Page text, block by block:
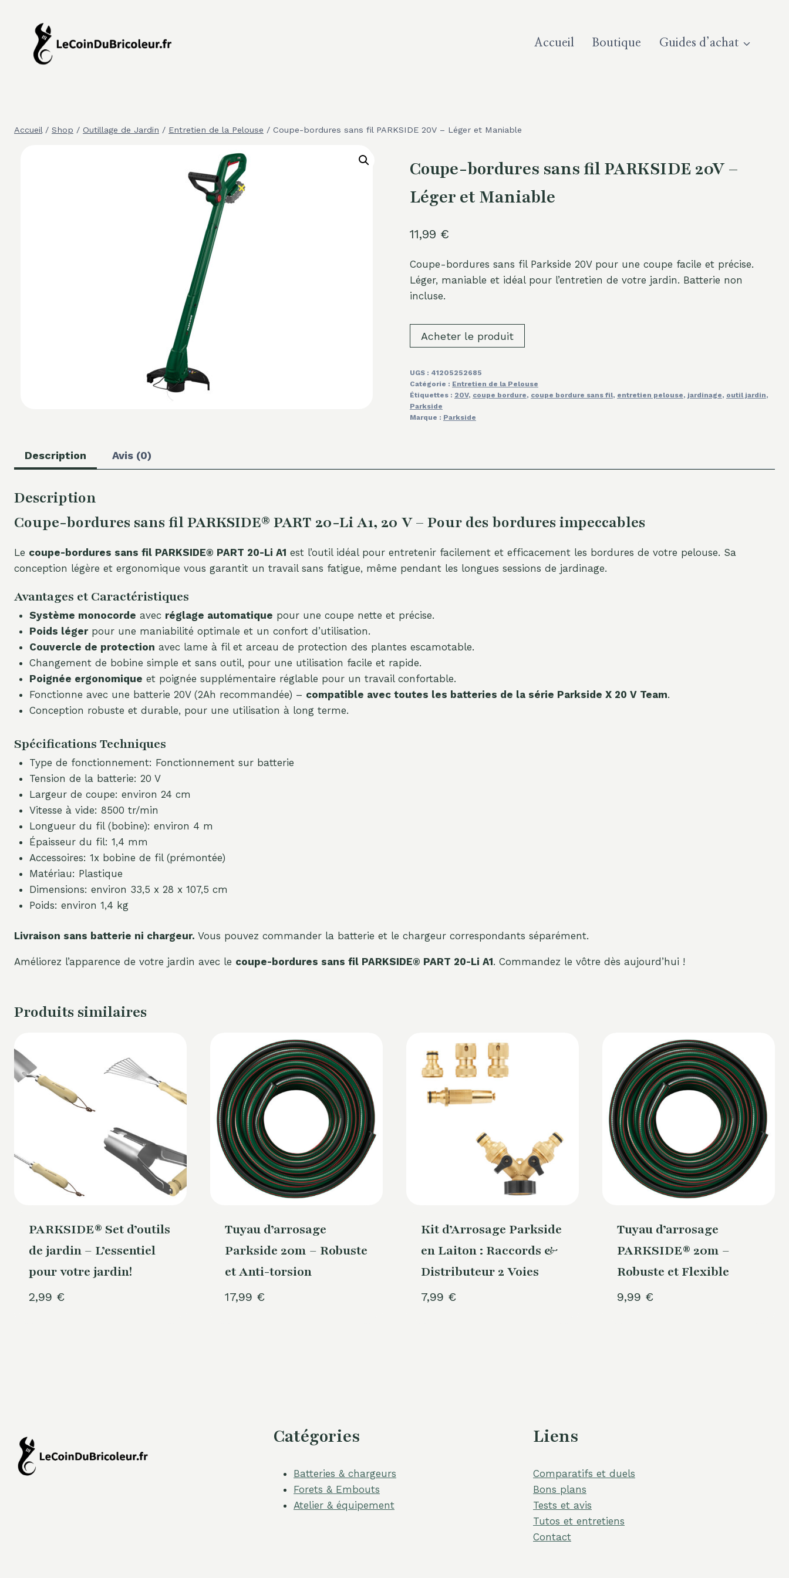
contenu
Accueil Boutique Guides d’achat
Accueil / Shop / Outillage de Jardin / Entretien de la Pelouse / Coupe-bordures sans fil PARKSIDE 20V – Léger et Maniable
Coupe-bordures sans fil PARKSIDE 20V –
Léger et Maniable
11,99 €
Coupe-bordures sans fil Parkside 20V pour une coupe facile et précise.
Léger, maniable et idéal pour l’entretien de votre jardin. Batterie non
incluse.
Acheter le produit
UGS : 41205252685
Catégorie : Entretien de la Pelouse
Étiquettes : 20V, coupe bordure, coupe bordure sans fil, entretien pelouse, jardinage, outil jardin,
Parkside
Marque : Parkside
Description Avis (0)
Description
Coupe-bordures sans fil PARKSIDE® PART 20-Li A1, 20 V – Pour des bordures impeccables
Le coupe-bordures sans fil PARKSIDE® PART 20-Li A1 est l’outil idéal pour entretenir facilement et efficacement les bordures de votre pelouse. Sa
conception légère et ergonomique vous garantit un travail sans fatigue, même pendant les longues sessions de jardinage.
Avantages et Caractéristiques
Système monocorde avec réglage automatique pour une coupe nette et précise.
Poids légerpour une maniabilité optimale et un confort d’utilisation.
Couvercle de protection avec lame à fil et arceau de protection des plantes escamotable.
Changement de bobine simple et sans outil, pour une utilisation facile et rapide.
Poignée ergonomique et poignée supplémentaire réglable pour un travail confortable.
Fonctionne avec une batterie 20V (2Ah recommandée) – compatible avec toutes les batteries de la série Parkside X 20 V Team.
Conception robuste et durable, pour une utilisation à long terme.
Spécifications Techniques
Type de fonctionnement: Fonctionnement sur batterie
Tension de la batterie: 20 V
Largeur de coupe: environ 24 cm
Vitesse à vide: 8500 tr/min
Longueur du fil (bobine): environ 4 m
Épaisseur du fil: 1,4 mm
Accessoires: 1x bobine de fil (prémontée)
Matériau: Plastique
Dimensions: environ 33,5 x 28 x 107,5 cm
Poids: environ 1,4 kg
Livraison sans batterie ni chargeur. Vous pouvez commander la batterie et le chargeur correspondants séparément.
Améliorez l’apparence de votre jardin avec le coupe-bordures sans fil PARKSIDE® PART 20-Li A1. Commandez le vôtre dès aujourd’hui !
Produits similaires
PARKSIDE® Set d’outils
de jardin – L’essentiel
pour votre jardin!
2,99 €
Tuyau d’arrosage
Parkside 20m – Robuste
et Anti-torsion
17,99 €
Kit d’Arrosage Parkside
en Laiton : Raccords &
Distributeur 2 Voies
7,99 €
Tuyau d’arrosage
PARKSIDE® 20m –
Robuste et Flexible
9,99 €
Catégories
Batteries & chargeurs
Forets & Embouts
Atelier & équipement
Liens
Comparatifs et duels
Bons plans
Tests et avis
Tutos et entretiens
Contact